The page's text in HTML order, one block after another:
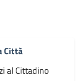
Città
al Cittadino